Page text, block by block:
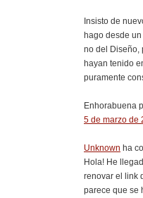
Insisto de
hago desde un
no del Diseño,
hayan tenido
puramente
Enhorabuena
5 de marzo de
Unknown ha
Hola! He
renovar el link
parece que se